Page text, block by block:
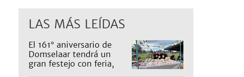
LAS MÁS LEÍDAS
El 161° aniversario de
Domselaar tendrá un
gran festejo con feria,